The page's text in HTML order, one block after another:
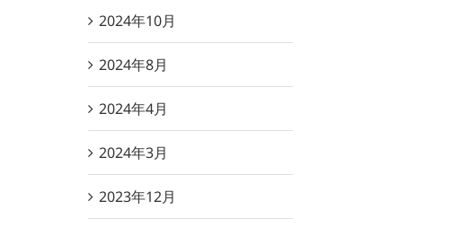
2024年10月
2024年8月
2024年4月
2024年3月
2023年12月